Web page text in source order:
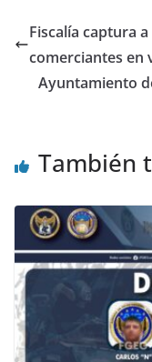
o
o
k
Fiscalía captura
comerciantes en
Ayuntamiento
También